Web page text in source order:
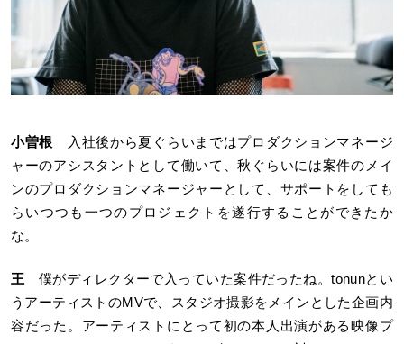
小曽根 入社後から夏ぐらいまではプロダクションマネージ
ャーのアシスタントとして働いて、秋ぐらいには案件のメイ
ンのプロダクションマネージャーとして、サポートをしても
らいつつも一つのプロジェクトを遂行することができたか
な。
王 僕がディレクターで入っていた案件だったね。tonunとい
うアーティストのMVで、スタジオ撮影をメインとした企画内
容だった。アーティストにとって初の本人出演がある映像プ